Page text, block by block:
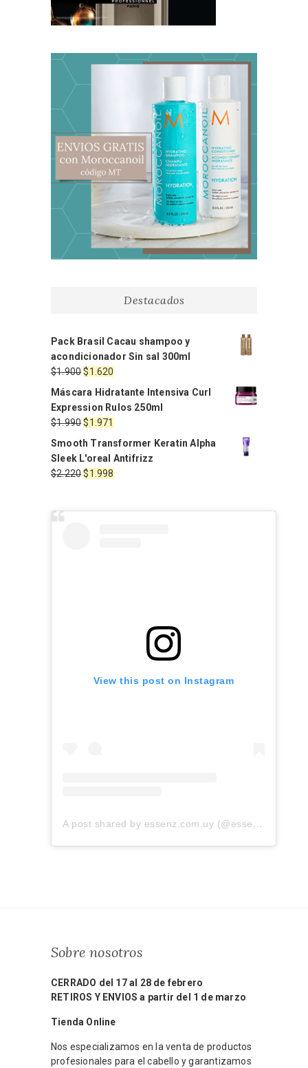
Destacados
Pack Brasil Cacau shampoo y
acondicionador Sin sal 300ml
$1.900El
precio
original
era:
$1.900.
$1.620
actual
es:
$1.620.
Máscara Hidratante Intensiva Curl
Expression Rulos 250ml
$1.990El
precio
original
era:
$1.990.
$1.971
precio
actual
es:
$1.971.
Smooth Transformer Keratin Alpha
Sleek L'oreal Antifrizz
$2.220El
$1.998
View this post on Instagram
A post shared by essenz.com.uy (@essenz.com.uy)
Sobre nosotros
CERRADO del 17 al 28 de febrero
RETIROS Y ENVIOS a partir del 1 de marzo
Tienda Online
Nos especializamos en la venta de productos
profesionales para el cabello y garantizamos